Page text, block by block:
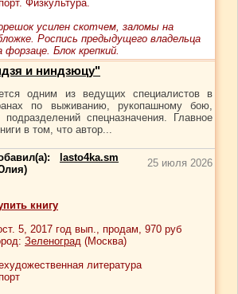
Физкультура.
усилен скотчем, заломы на
Роспись предыдущего владельца
форзаце. Блок крепкий.
и ниндзюцу"
одним из ведущих специалистов в
по выживанию, рукопашному бою,
спецназначения. Главное
в том, что автор...
lasto4ka.sm
25 июля 2026
книгу
5, 2017 год вып., продам, 970 руб
Зеленоград (Москва)
литература